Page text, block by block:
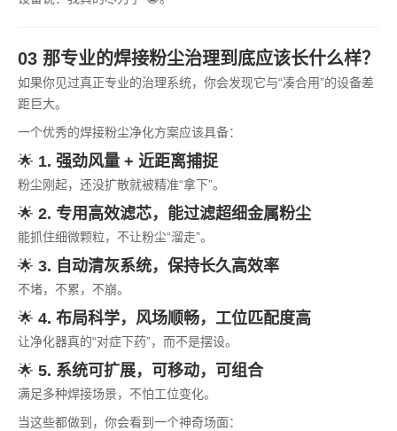
03 那专业的焊接粉尘治理到底应该长什么样？
如果你见过真正专业的治理系统，你会发现它与“凑合用”的设备差
距巨大。
一个优秀的焊接粉尘净化方案应该具备：
🌟 1. 强劲风量 + 近距离捕捉
粉尘刚起，还没扩散就被精准“拿下”。
🌟 2. 专用高效滤芯，能过滤超细金属粉尘
能抓住细微颗粒，不让粉尘“溜走”。
🌟 3. 自动清灰系统，保持长久高效率
不堵，不累，不崩。
🌟 4. 布局科学，风场顺畅，工位匹配度高
让净化器真的“对症下药”，而不是摆设。
🌟 5. 系统可扩展，可移动，可组合
满足多种焊接场景，不怕工位变化。
当这些都做到，你会看到一个神奇场面：